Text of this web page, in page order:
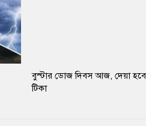
বুস্টার ডোজ দিবস আজ, দেয়া
টিকা